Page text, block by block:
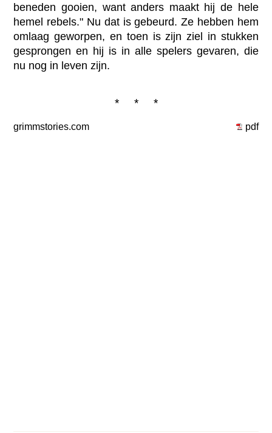
beneden gooien, want anders maakt hij de hele
hemel rebels." Nu dat is gebeurd. Ze hebben hem
omlaag geworpen, en toen is zijn ziel in stukken
gesprongen en hij is in alle spelers gevaren, die
nu nog in leven zijn.
* * *
grimmstories.com pdf